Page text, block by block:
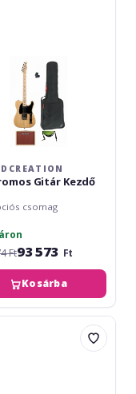
Gitár Kezdő
csomag
Ft93 573 Ft
Kosárba